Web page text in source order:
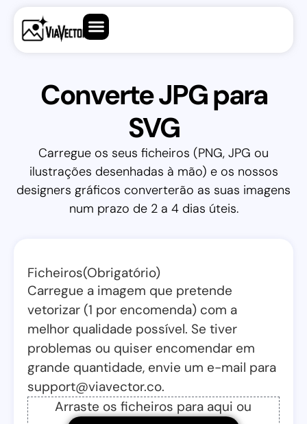
Converte JPG para
SVG
Carregue os seus ficheiros (PNG, JPG ou
ilustrações desenhadas à mão) e os nossos
designers gráficos converterão as suas imagens
num prazo de 2 a 4 dias úteis.
Ficheiros(Obrigatório)
Carregue a imagem que pretende
vetorizar (1 por encomenda) com a
melhor qualidade possível. Se tiver
problemas ou quiser encomendar em
grande quantidade, envie um e-mail para
support@viavector.co.
Arraste os ficheiros para aqui ou